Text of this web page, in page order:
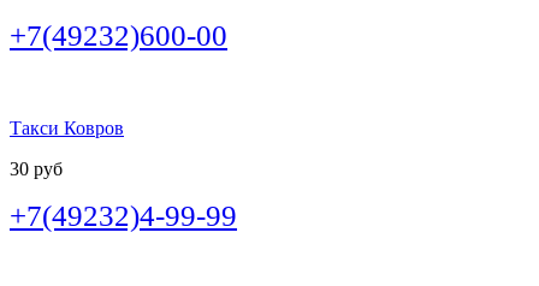
+7(49232)600-00
Такси Ковров
30 руб
+7(49232)4-99-99